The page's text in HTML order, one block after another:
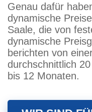
Genau dafür
dynamische
Saale, die von
dynamische
berichten von
durchschnittlich
bis 12 Monaten.